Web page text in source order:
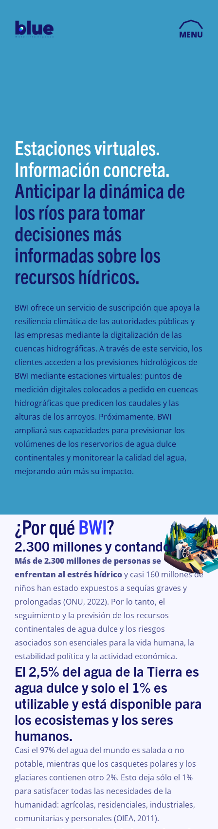
MENU
Estaciones virtuales.
Información concreta.
Anticipar la dinámica de
los ríos para tomar
decisiones más
informadas sobre los
recursos hídricos.
BWI ofrece un servicio de suscripción que apoya la
resiliencia climática de las autoridades públicas y
las empresas mediante la digitalización de las
cuencas hidrográficas. A través de este servicio, los
clientes acceden a los previsiones hidrológicos de
BWI mediante estaciones virtuales: puntos de
medición digitales colocados a pedido en cuencas
hidrográficas que predicen los caudales y las
alturas de los arroyos. Próximamente, BWI
ampliará sus capacidades para previsionar los
volúmenes de los reservorios de agua dulce
continentales y monitorear la calidad del agua,
mejorando aún más su impacto.
¿Por qué BWI?
2.300 millones y contando
Más de 2.300 millones de personas se
enfrentan al estrés hídricoy casi 160 millones de
niños han estado expuestos a sequías graves y
prolongadas (ONU, 2022). Por lo tanto, el
seguimiento y la previsión de los recursos
continentales de agua dulce y los riesgos
asociados son esenciales para la vida humana, la
estabilidad política y la actividad económica.
El 2,5% del agua de la Tierra es
agua dulce y solo el 1% es
utilizable y está disponible para
los ecosistemas y los seres
humanos.
Casi el 97% del agua del mundo es salada o no
potable, mientras que los casquetes polares y los
glaciares contienen otro 2%. Esto deja sólo el 1%
para satisfacer todas las necesidades de la
humanidad: agrícolas, residenciales, industriales,
comunitarias y personales (OIEA, 2011).